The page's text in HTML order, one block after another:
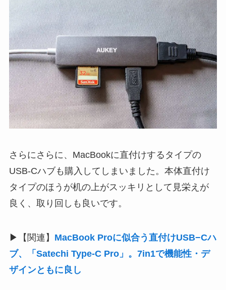
さらにさらに、MacBookに直付けするタイプの
USB-Cハブも購入してしまいました。本体直付け
タイプのほうが机の上がスッキリとして見栄えが
良く、取り回しも良いです。
▶【関連】 MacBook Proに似合う直付けUSB−Cハ
ブ、「Satechi Type-C Pro」。7in1で機能性・デ
ザインともに良し